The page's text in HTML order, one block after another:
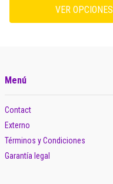
VER OPCIONES
Menú
Contact
Externo
Términos y Condiciones
Garantía legal